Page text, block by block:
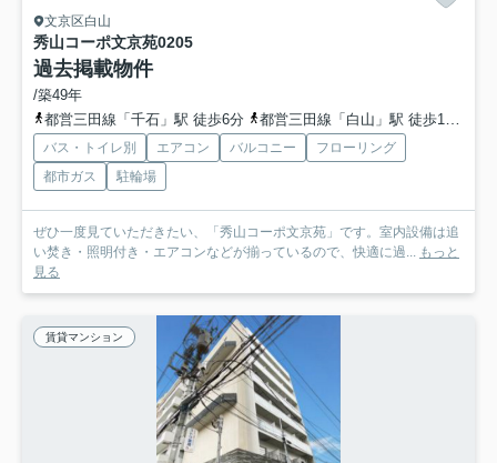
文京区白山
秀山コーポ文京苑0205
過去掲載物件
/築49年
都営三田線「千石」駅 徒歩6分
都営三田線「白山」駅 徒歩11分
バス・トイレ別 エアコン バルコニー
フローリング
都市ガス
駐輪場
ぜひ一度見ていただきたい、「秀山コーポ文京苑」です。室内設備は追
い焚き・照明付き・エアコンなどが揃っているので、快適に過...
もっと
見る
賃貸マンション